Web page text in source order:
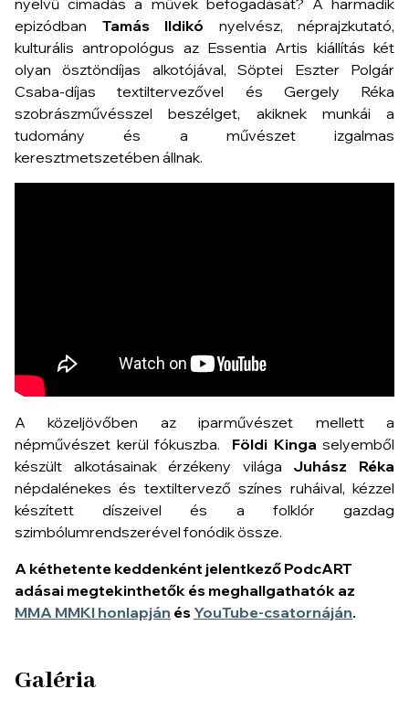
nyelvű címadás a művek befogadását? A harmadik
epizódban Tamás Ildikó nyelvész, néprajzkutató,
kulturális antropológus az Essentia Artis kiállítás két
olyan ösztöndíjas alkotójával, Söptei Eszter Polgár
Csaba-díjas textiltervezővel és Gergely Réka
szobrászművésszel beszélget, akiknek munkái a
tudomány és a művészet izgalmas
keresztmetszetében állnak.
A közeljövőben az iparművészet mellett a
népművészet kerül fókuszba. Földi Kinga selyemből
készült alkotásainak érzékeny világa Juhász Réka
népdalénekes és textiltervező színes ruháival, kézzel
készített díszeivel és a folklór gazdag
szimbólumrendszerével fonódik össze.
A kéthetente keddenként jelentkező PodcART
adásai megtekinthetők és meghallgathatók az
MMA MMKI honlapján és YouTube-csatornáján.
Galéria